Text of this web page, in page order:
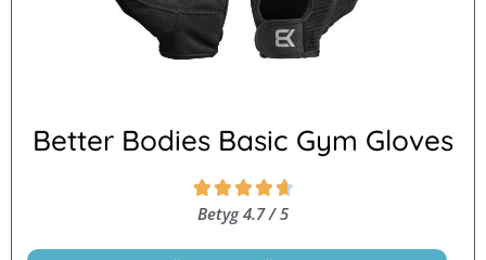
Better Bodies Basic Gym Gloves

Betygsatt
Betyg 4.7 / 5